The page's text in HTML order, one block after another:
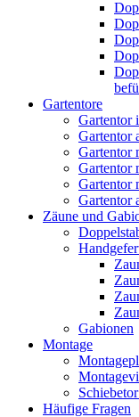
Gartentore
Gartentor
Gartentor
Gartentor
Gartentor
Gartentor
Gartentor
Zäune und
Gabionen
Montage
Häufige Fragen